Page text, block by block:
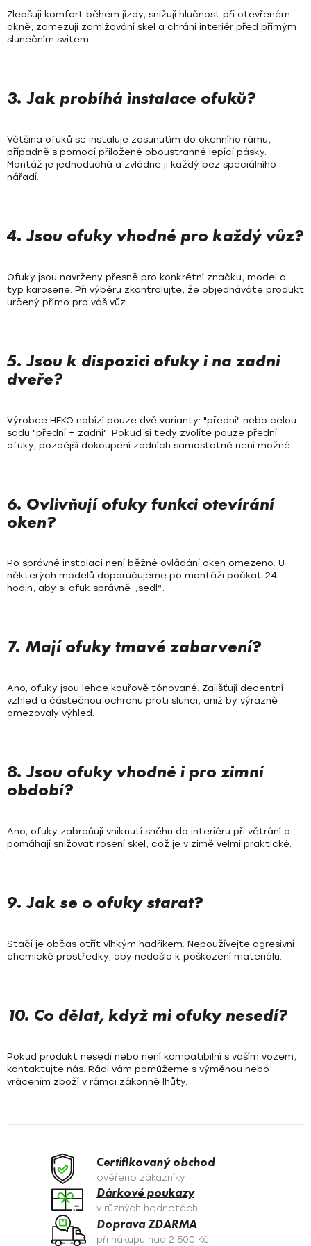
Zlepšují komfort během jízdy, snižují hlučnost při otevřeném
okně, zamezují zamlžování skel a chrání interiér před přímým
slunečním svitem.
3. Jak probíhá instalace ofuků?
Většina ofuků se instaluje zasunutím do okenního rámu,
případně s pomocí přiložené oboustranné lepící pásky.
Montáž je jednoduchá a zvládne ji každý bez speciálního
nářadí.
4. Jsou ofuky vhodné pro každý vůz?
Ofuky jsou navrženy přesně pro konkrétní značku, model a
typ karoserie. Při výběru zkontrolujte, že objednáváte produkt
určený přímo pro váš vůz.
5. Jsou k dispozici ofuky i na zadní
dveře?
Výrobce HEKO nabízí pouze dvě varianty: "přední" nebo celou
sadu "přední + zadní". Pokud si tedy zvolíte pouze přední
ofuky, pozdější dokoupení zadních samostatně není možné..
6. Ovlivňují ofuky funkci otevírání
oken?
Po správné instalaci není běžné ovládání oken omezeno. U
některých modelů doporučujeme po montáži počkat 24
hodin, aby si ofuk správně „sedl“.
7. Mají ofuky tmavé zabarvení?
Ano, ofuky jsou lehce kouřově tónované. Zajišťují decentní
vzhled a částečnou ochranu proti slunci, aniž by výrazně
omezovaly výhled.
8. Jsou ofuky vhodné i pro zimní
období?
Ano, ofuky zabraňují vniknutí sněhu do interiéru při větrání a
pomáhají snižovat rosení skel, což je v zimě velmi praktické.
9. Jak se o ofuky starat?
Stačí je občas otřít vlhkým hadříkem. Nepoužívejte agresivní
chemické prostředky, aby nedošlo k poškození materiálu.
10. Co dělat, když mi ofuky nesedí?
Pokud produkt nesedí nebo není kompatibilní s vaším vozem,
kontaktujte nás. Rádi vám pomůžeme s výměnou nebo
vrácením zboží v rámci zákonné lhůty.
Certifikovaný obchod
ověřeno zákazníky
Dárkové poukazy
v různých hodnotách
Doprava ZDARMA
při nákupu nad 2 500 Kč